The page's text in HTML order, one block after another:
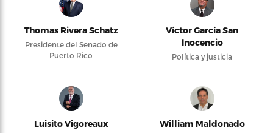
Thomas Rivera Schatz
Presidente del Senado de
Puerto Rico
Víctor García San
Inocencio
Política y justicia
Luisito Vigoreaux William Maldonado